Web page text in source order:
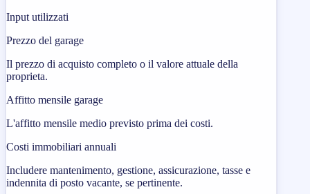
Input utilizzati
Prezzo del garage
Il prezzo di acquisto completo o il valore attuale della
proprieta.
Affitto mensile garage
L'affitto mensile medio previsto prima dei costi.
Costi immobiliari annuali
Includere mantenimento, gestione, assicurazione, tasse e
indennita di posto vacante, se pertinente.